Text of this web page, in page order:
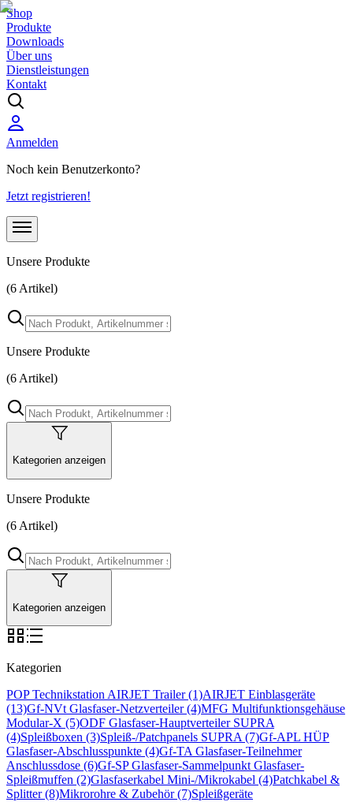
Shop
Produkte
Downloads
Über uns
Dienstleistungen
Kontakt
Anmelden
Noch kein Benutzerkonto?
Jetzt registrieren!
Unsere Produkte
(6 Artikel)
Unsere Produkte
(6 Artikel)
Kategorien anzeigen
Unsere Produkte
(6 Artikel)
Kategorien anzeigen
Kategorien
POP Technikstation AIRJET Trailer (1)AIRJET Einblasgeräte
(13)Gf-NVt Glasfaser-Netzverteiler(4)MFG Multifunktionsgehäuse
Modular-X (5)ODF Glasfaser-Hauptverteiler SUPRA
(4)Spleißboxen (3)Spleiß-/Patchpanels SUPRA (7)Gf-APL HÜP
Glasfaser-Abschlusspunkte (4)Gf-TA Glasfaser-Teilnehmer
Anschlussdose (6)Gf-SP Glasfaser-Sammelpunkt Glasfaser-
Spleißmuffen (2)Glasfaserkabel Mini-/Mikrokabel (4)Patchkabel &
Splitter (8)Mikrorohre & Zubehör (7)Spleißgeräte